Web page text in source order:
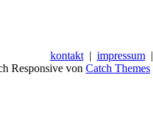
kontakt| impressum|
Responsive von Catch Themes